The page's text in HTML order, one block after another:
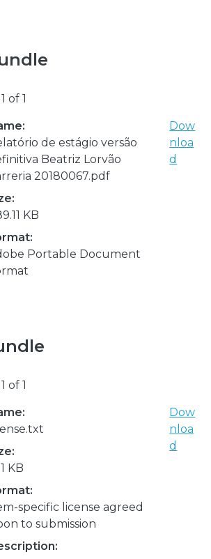
of 1
de estágio versão
Beatriz Lorvão
20180067.pdf
KB
Portable Document
Dow
nloa
d
of 1
KB
specific license agreed
to submission
Dow
nloa
d